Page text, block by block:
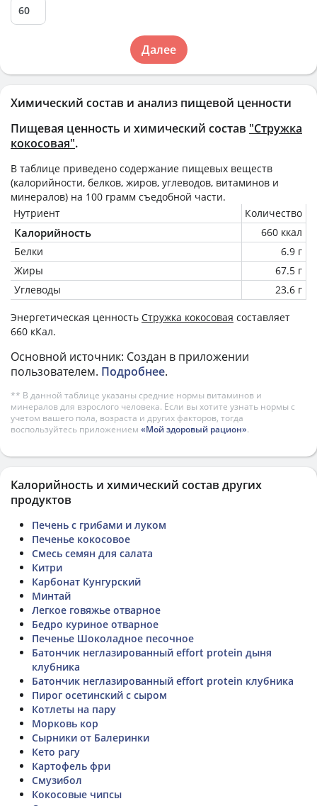
Химический состав и анализ пищевой ценности
Пищевая ценность и химический состав "Стружка
кокосовая".
В таблице приведено содержание пищевых веществ
(калорийности, белков, жиров, углеводов, витаминов и
минералов) на 100 грамм съедобной части.
Нутриент
Количество
Калорийность
660 ккал
Белки
6.9 г
Жиры
67.5 г
Углеводы
23.6 г
Энергетическая ценность Стружка кокосовая составляет
660 кКал.
Основной источник: Создан в приложении
пользователем. Подробнее.
** В данной таблице указаны средние нормы витаминов и
минералов для взрослого человека. Если вы хотите узнать нормы с
учетом вашего пола, возраста и других факторов, тогда
воспользуйтесь приложением «Мой здоровый рацион».
Далее
Калорийность и химический состав других
продуктов
Печень с грибами и луком
Печенье кокосовое
Смесь семян для салата
Китри
Карбонат Кунгурский
Минтай
Легкое говяжье отварное
Бедро куриное отварное
Печенье Шоколадное песочное
Батончик неглазированный effort protein дыня
клубника
Батончик неглазированный effort protein клубника
Пирог осетинский с сыром
Котлеты на пару
Морковь кор
Сырники от Балеринки
Кето рагу
Картофель фри
Смузибол
Кокосовые чипсы